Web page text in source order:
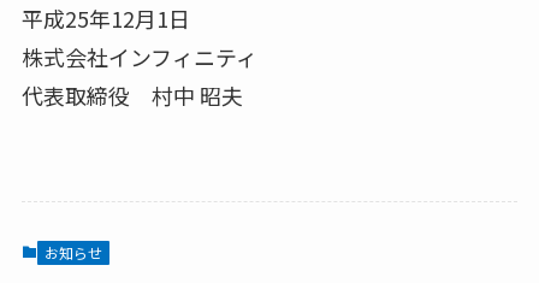
平成25年12月1日
株式会社インフィニティ
代表取締役 村中 昭夫
お知らせ